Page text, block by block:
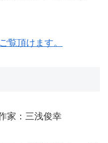
覧頂けます。
家：三浅俊幸